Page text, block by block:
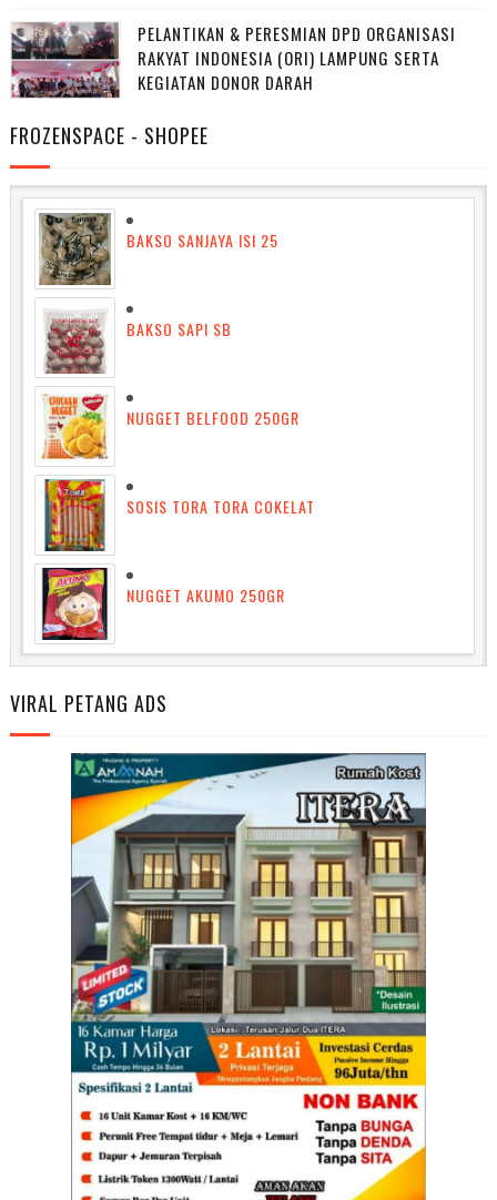
PELANTIKAN & PERESMIAN DPD ORGANISASI
RAKYAT INDONESIA (ORI) LAMPUNG SERTA
KEGIATAN DONOR DARAH
FROZENSPACE - SHOPEE
BAKSO SANJAYA ISI 25
BAKSO SAPI SB
NUGGET BELFOOD 250GR
SOSIS TORA TORA COKELAT
NUGGET AKUMO 250GR
VIRAL PETANG ADS